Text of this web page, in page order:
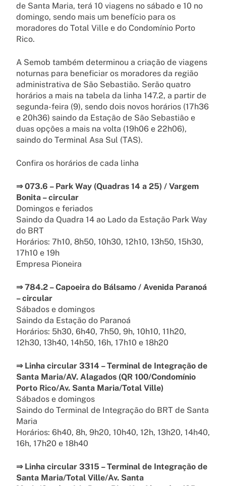
de Santa Maria, terá 10 viagens no sábado e 10 no
domingo, sendo mais um benefício para os
moradores do Total Ville e do Condomínio Porto
Rico.
A Semob também determinou a criação de viagens
noturnas para beneficiar os moradores da região
administrativa de São Sebastião. Serão quatro
horários a mais na tabela da linha 147.2, a partir de
segunda-feira (9), sendo dois novos horários (17h36
e 20h36) saindo da Estação de São Sebastião e
duas opções a mais na volta (19h06 e 22h06),
saindo do Terminal Asa Sul (TAS).
Confira os horários de cada linha
⇒073.6 – Park Way (Quadras 14 a 25) / Vargem
Bonita – circular
Domingos e feriados
Saindo da Quadra 14 ao Lado da Estação Park Way
do BRT
Horários: 7h10, 8h50, 10h30, 12h10, 13h50, 15h30,
17h10 e 19h
Empresa Pioneira
⇒784.2 – Capoeira do Bálsamo / Avenida Paranoá
– circular
Sábados e domingos
Saindo da Estação do Paranoá
Horários: 5h30, 6h40, 7h50, 9h, 10h10, 11h20,
12h30, 13h40, 14h50, 16h, 17h10 e 18h20
⇒ Linha circular 3314 – Terminal de Integração de
Santa Maria/AV. Alagados (QR 100/Condomínio
Porto Rico/Av. Santa Maria/Total Ville)
Sábados e domingos
Saindo do Terminal de Integração do BRT de Santa
Maria
Horários: 6h40, 8h, 9h20, 10h40, 12h, 13h20, 14h40,
16h, 17h20 e 18h40
⇒ Linha circular 3315 – Terminal de Integração de
Santa Maria/Total Ville/Av. Santa